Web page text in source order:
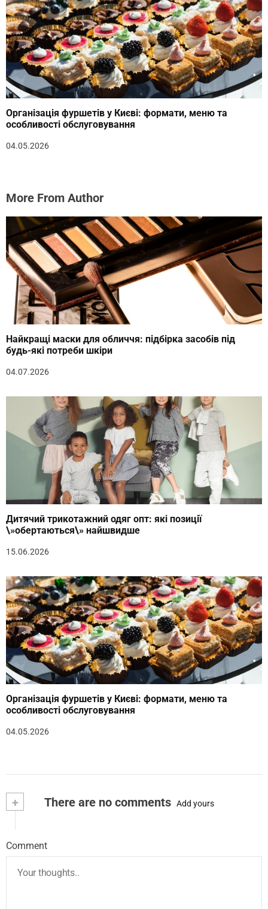
Організація фуршетів у Києві: формати, меню та
особливості обслуговування
04.05.2026
More From Author
Найкращі маски для обличчя: підбірка засобів під
будь-які потреби шкіри
04.07.2026
Дитячий трикотажний одяг опт: які позиції
\»обертаються\» найшвидше
15.06.2026
Організація фуршетів у Києві: формати, меню та
особливості обслуговування
04.05.2026
+ There are no comments Add yours
Comment